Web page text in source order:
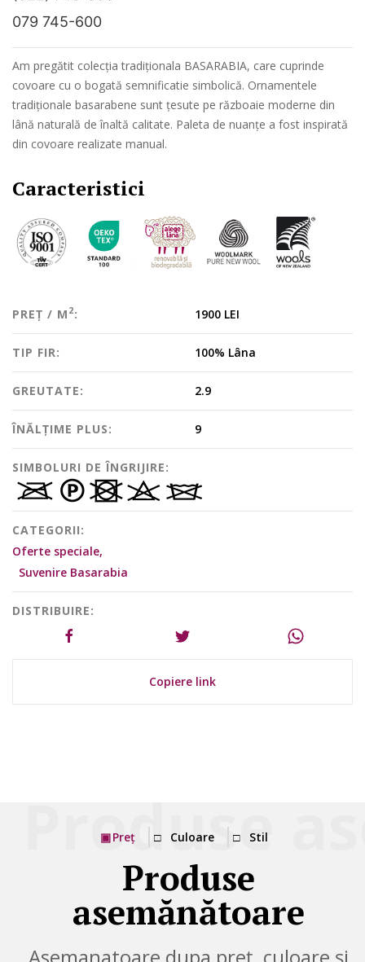
079 745-600
Am pregătit colecția tradiționala BASARABIA, care cuprinde
covoare cu o bogată semnificatie simbolică. Ornamentele
tradiționale basarabene sunt țesute pe războaie moderne din
lână naturală de înaltă calitate. Paleta de nuanțe a fost inspirată
din covoare realizate manual.
Caracteristici
PREȚ / M 2: 1900 LEI
TIP FIR: 100% Lâna
GREUTATE: 2.9
ÎNĂLȚIME PLUS: 9
SIMBOLURI DE ÎNGRIJIRE:
CATEGORII:
Oferte speciale,
Suvenire Basarabia
DISTRIBUIRE:
Copiere link
Preț Culoare Stil
Produse
asemănătoare
Asemanatoare dupa preț, culoare și